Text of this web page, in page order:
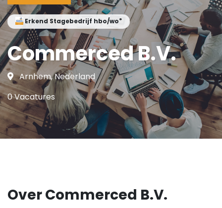
Erkend Stagebedrijf hbo/wo®
Commerced B.V.
Arnhem, Nederland
0 Vacatures
Over Commerced B.V.